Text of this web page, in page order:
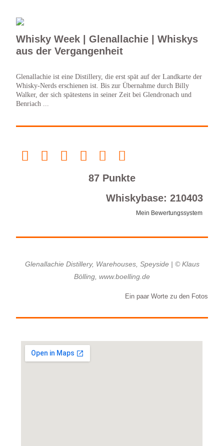
Whisky Week | Glenallachie | Whiskys
aus der Vergangenheit
Glenallachie ist eine Distillery, die erst spät auf der Landkarte der
Whisky-Nerds erschienen ist. Bis zur Übernahme durch Billy
Walker, der sich spätestens in seiner Zeit bei Glendronach und
Benriach ...
87 Punkte
Whiskybase: 210403
Mein Bewertungssystem
Glenallachie Distillery, Warehouses, Speyside | © Klaus
Bölling, www.boelling.de
Ein paar Worte zu den Fotos